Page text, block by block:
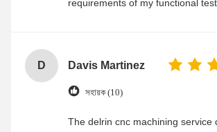
requirements of my functional
D Davis Martinez
সহায়ক (10)
The delrin cnc machining service